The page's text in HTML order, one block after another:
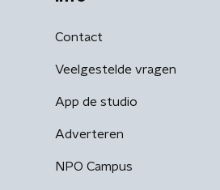
Contact
Veelgestelde vragen
App de studio
Adverteren
NPO Campus